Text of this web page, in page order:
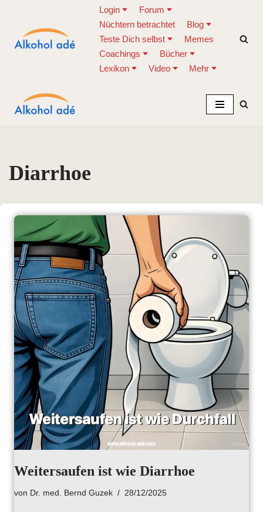
Zum
Inhalt
Login
Forum
Nüchtern betrachtet
Blog
Teste Dich selbst
Memes
Coachings
Bücher
Lexikon
Video Mehr
Diarrhoe
Weitersaufen ist wie Diarrhoe
von Dr. med. Bernd Guzek 28/12/2025